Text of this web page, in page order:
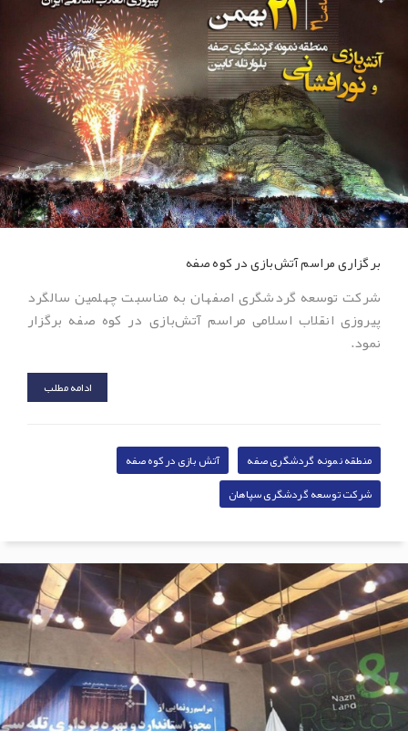
برگزاری مراسم آتش‌بازی در کوه صفه
شرکت توسعه گردشگری اصفهان به مناسبت چهلمین سالگرد
پیروزی انقلاب اسلامی مراسم آتش‌بازی در کوه صفه برگزار
نمود.
ادامه مطلب
منطقه نمونه گردشگری صفه
آتش بازی در کوه صفه
شرکت توسعه گردشگری سپاهان